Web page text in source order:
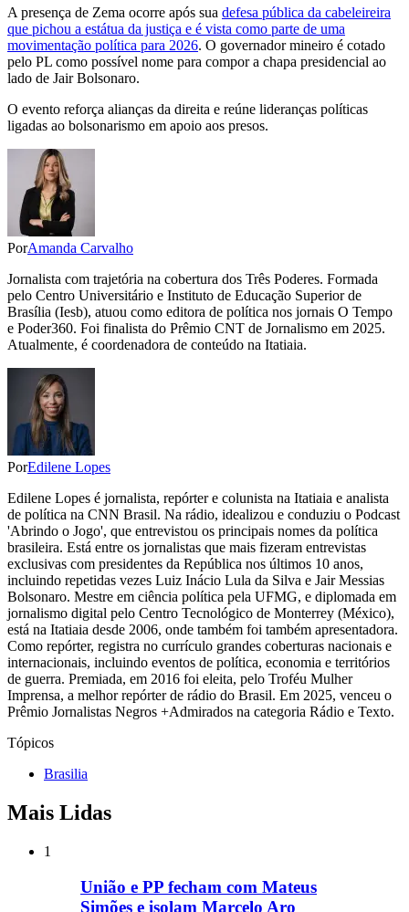
A presença de Zema ocorre após sua defesa pública da cabeleireira
que pichou a estátua da justiça e é vista como parte de uma
movimentação política para 2026. O governador mineiro é cotado
pelo PL como possível nome para compor a chapa presidencial ao
lado de Jair Bolsonaro.
O evento reforça alianças da direita e reúne lideranças políticas
ligadas ao bolsonarismo em apoio aos presos.
PorAmanda Carvalho
Jornalista com trajetória na cobertura dos Três Poderes. Formada
pelo Centro Universitário e Instituto de Educação Superior de
Brasília (Iesb), atuou como editora de política nos jornais O Tempo
e Poder360. Foi finalista do Prêmio CNT de Jornalismo em 2025.
Atualmente, é coordenadora de conteúdo na Itatiaia.
PorEdilene Lopes
Edilene Lopes é jornalista, repórter e colunista na Itatiaia e analista
de política na CNN Brasil. Na rádio, idealizou e conduziu o Podcast
'Abrindo o Jogo', que entrevistou os principais nomes da política
brasileira. Está entre os jornalistas que mais fizeram entrevistas
exclusivas com presidentes da República nos últimos 10 anos,
incluindo repetidas vezes Luiz Inácio Lula da Silva e Jair Messias
Bolsonaro. Mestre em ciência política pela UFMG, e diplomada em
jornalismo digital pelo Centro Tecnológico de Monterrey (México),
está na Itatiaia desde 2006, onde também foi também apresentadora.
Como repórter, registra no currículo grandes coberturas nacionais e
internacionais, incluindo eventos de política, economia e territórios
de guerra. Premiada, em 2016 foi eleita, pelo Troféu Mulher
Imprensa, a melhor repórter de rádio do Brasil. Em 2025, venceu o
Prêmio Jornalistas Negros +Admirados na categoria Rádio e Texto.
Tópicos
Brasilia
Mais Lidas
1
União e PP fecham com Mateus
Simões e isolam Marcelo Aro